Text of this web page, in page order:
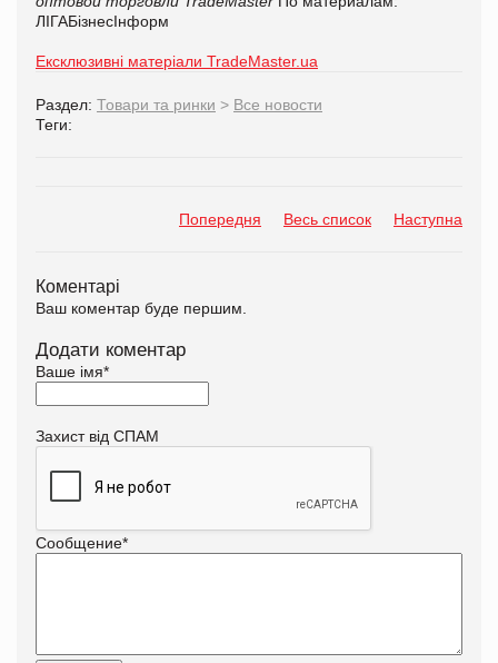
ЛIГАБiзнесIнформ
Ексклюзивні матеріали TradeMaster.ua
Раздел: Товари та ринки > Все новости
Теги:
Попередня Весь список Наступна
Коментарі
Ваш коментар буде першим.
Додати коментар
Ваше імя*
Захист від СПАМ
Сообщение*